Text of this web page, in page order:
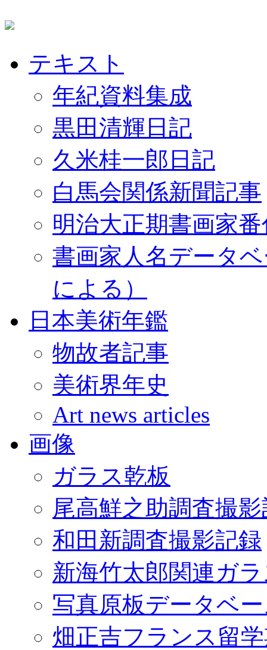
テキスト
年紀資料集成
黒田清輝日記
久米桂一郎日記
白馬会関係新聞記事
明治大正期書画家
書画家人名データ
による）
日本美術年鑑
物故者記事
美術界年史
Art news articles
画像
ガラス乾板
尾高鮮之助調査撮
和田新調査撮影記録
新海竹太郎関連ガ
写真原板データベ
畑正吉フランス留